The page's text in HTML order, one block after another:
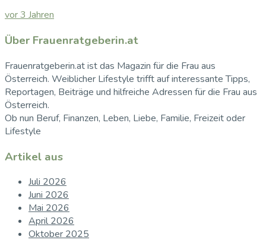
vor 3 Jahren
Über Frauenratgeberin.at
Frauenratgeberin.at ist das Magazin für die Frau aus
Österreich. Weiblicher Lifestyle trifft auf interessante Tipps,
Reportagen, Beiträge und hilfreiche Adressen für die Frau aus
Österreich.
Ob nun Beruf, Finanzen, Leben, Liebe, Familie, Freizeit oder
Lifestyle
Artikel aus
Juli 2026
Juni 2026
Mai 2026
April 2026
Oktober 2025